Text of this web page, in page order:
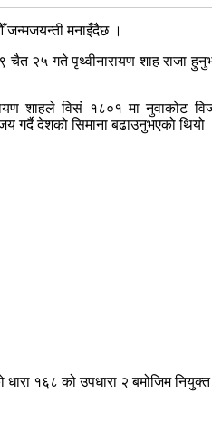
जन्मजयन्ती मनाइँदैछ ।
२५ गते पृथ्वीनारायण शाह राजा
शाहले विसं १८०१ मा नुवाकोट
गर्दै देशको सिमाना बढाउनुभएको थियो
१६८ को उपधारा २ बमोजिम